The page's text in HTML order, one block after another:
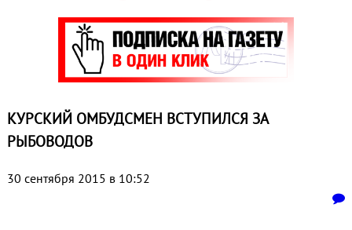
КУРСКИЙ ОМБУДСМЕН ВСТУПИЛСЯ ЗА
РЫБОВОДОВ
30 сентября 2015 в 10:52